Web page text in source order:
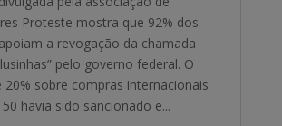
Proteste mostra que 92% dos
a revogação da chamada
pelo governo federal. O
sobre compras internacionais
havia sido sancionado e...